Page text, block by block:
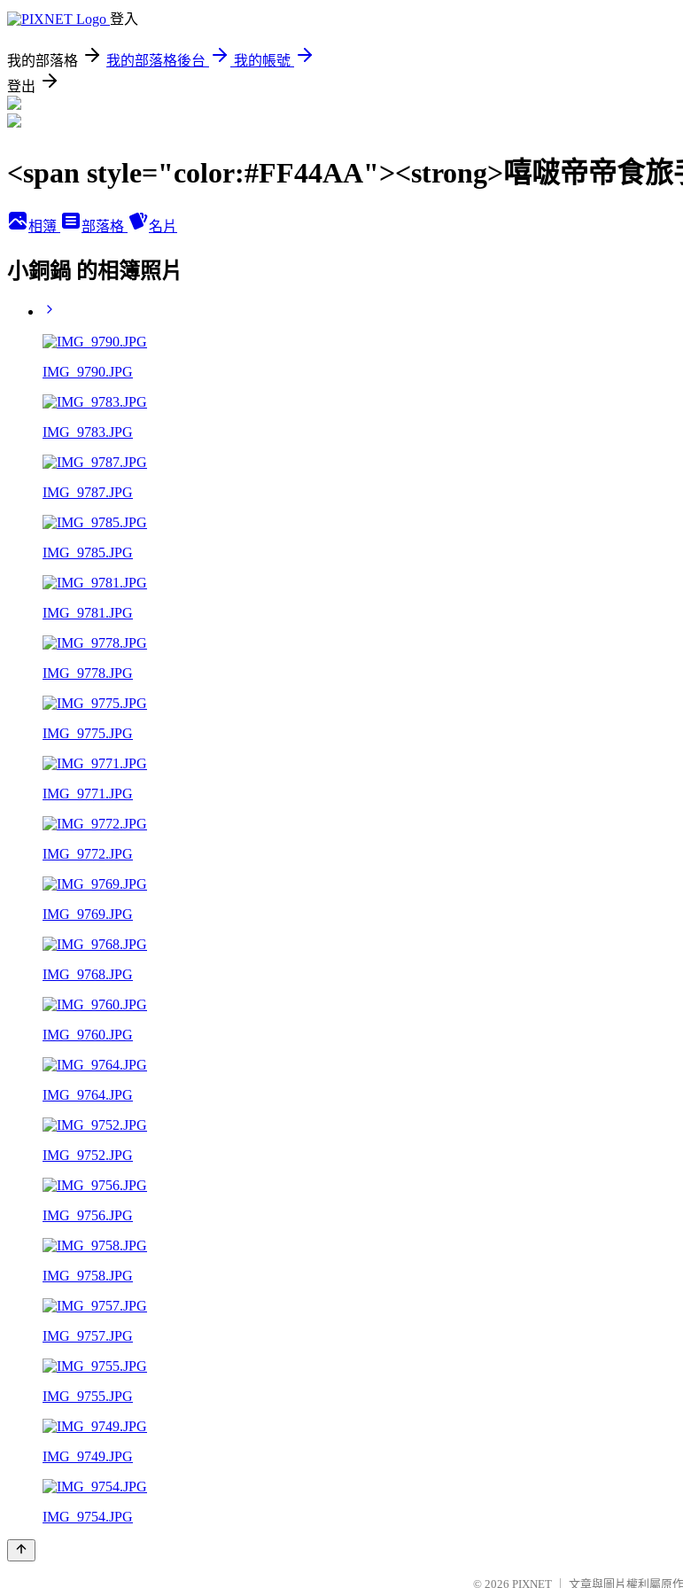
登入
我的部落格 我的部落格後台
我的帳號
登出
<span style="color:#FF44AA"><strong>嘻啵帝帝食旅
相簿 部落格 名片
小銅鍋 的相簿照片
IMG_9790.JPG
IMG_9783.JPG
IMG_9787.JPG
IMG_9785.JPG
IMG_9781.JPG
IMG_9778.JPG
IMG_9775.JPG
IMG_9771.JPG
IMG_9772.JPG
IMG_9769.JPG
IMG_9768.JPG
IMG_9760.JPG
IMG_9764.JPG
IMG_9752.JPG
IMG_9756.JPG
IMG_9758.JPG
IMG_9757.JPG
IMG_9755.JPG
IMG_9749.JPG
IMG_9754.JPG
© 2026 PIXNET 文章與圖片權利屬原